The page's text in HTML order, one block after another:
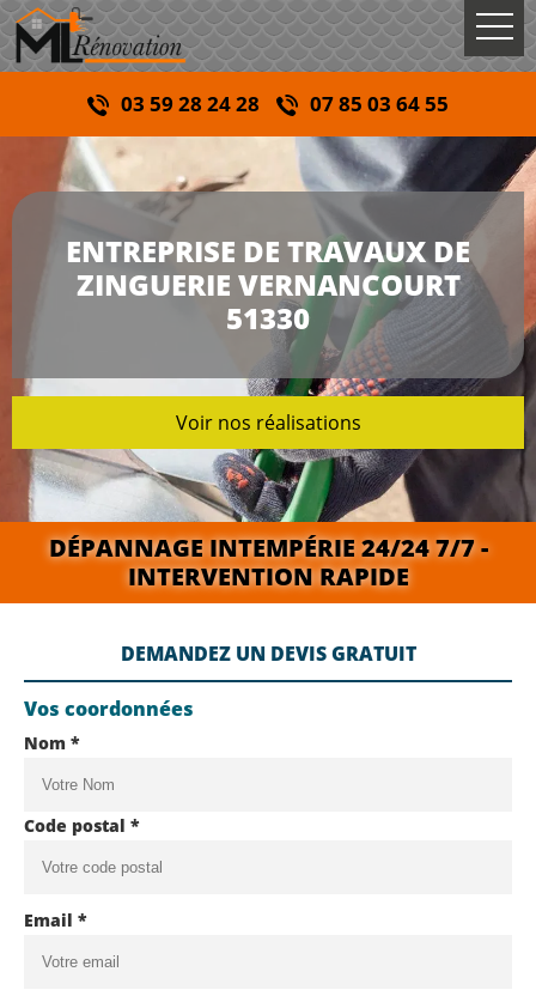
03 59 28 24 28 07 85 03 64 55
ENTREPRISE DE TRAVAUX DE
ZINGUERIE VERNANCOURT
51330
Voir nos réalisations
DÉPANNAGE INTEMPÉRIE 24/24 7/7 -
INTERVENTION RAPIDE
DEMANDEZ UN DEVIS GRATUIT
Vos coordonnées
Nom *
Code postal *
Email *